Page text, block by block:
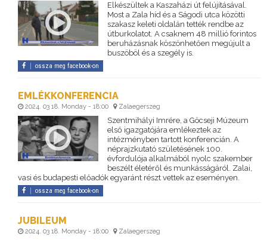
Elkészültek a Kaszaházi út felújításával.
Most a Zala híd és a Ságodi utca közötti
szakasz keleti oldalán tették rendbe az
útburkolatot. A csaknem 48 millió forintos
beruházásnak köszönhetően megújult a
buszöböl és a szegély is.
ossza meg facebook-on
EMLÉKKONFERENCIA
2024. 03 18. Monday - 18:00 Zalaegerszeg
Szentmihályi Imrére, a Göcseji Múzeum
első igazgatójára emlékeztek az
intézményben tartott konferencián. A
néprajzkutató születésének 100.
évfordulója alkalmából nyolc szakember
beszélt életéről és munkásságáról. Zalai,
vasi és budapesti előadók egyaránt részt vettek az eseményen.
ossza meg facebook-on
JUBILEUM
2024. 03 18. Monday - 18:00 Zalaegerszeg